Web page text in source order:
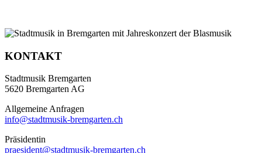
KONTAKT
Stadtmusik Bremgarten
5620 Bremgarten AG
Allgemeine Anfragen
info@stadtmusik-bremgarten.ch
Präsidentin
praesident@stadtmusik-bremgarten.ch